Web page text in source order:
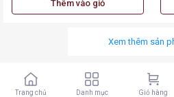
Thêm vào giỏ
Xem thêm sản
Trang chủ Danh mục Giỏ hàng